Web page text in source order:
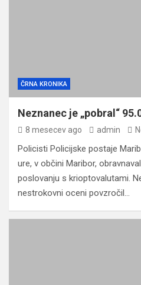
ČRNA KRONIKA
Neznanec je „pobral“
8 mesecev ago admin
Policisti Policijske postaje
ure, v občini Maribor,
poslovanju s krioptovalutami.
nestrokovni oceni povzročil…